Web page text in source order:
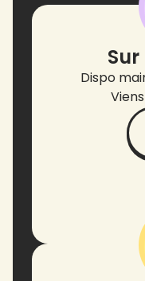
Dispo